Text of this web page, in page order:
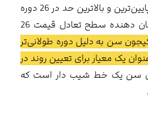
خط کیجون سن، میانگین پایین‌ترین و بالاترین حد در 26 دوره
گذشته است. این خط نشان دهنده سطح تعادل قیمت 26
سن به دلیل دوره طولانی‌تر
یک معیار برای تعیین روند در
سن یک خط شیب دار است که